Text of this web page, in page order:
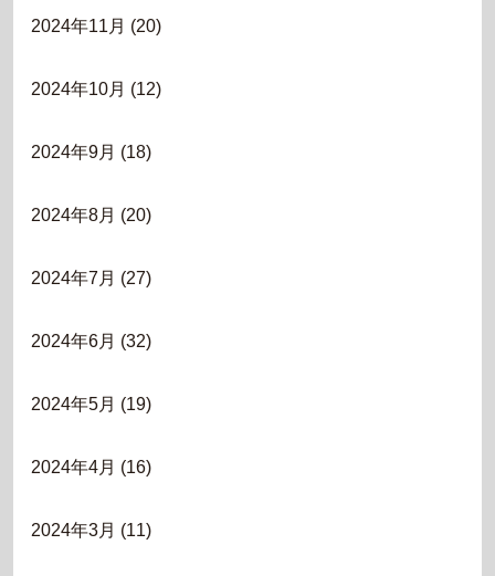
2024年11月 (20)
2024年10月 (12)
2024年9月 (18)
2024年8月 (20)
2024年7月 (27)
2024年6月 (32)
2024年5月 (19)
2024年4月 (16)
2024年3月 (11)